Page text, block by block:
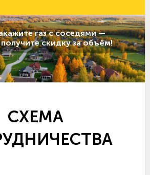
газ с соседями —
скидку за объём!
СХЕМА